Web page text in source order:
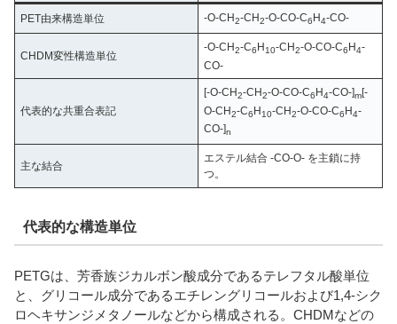
PET由来構造単位 -O-CH2-CH2-O-CO-C6 H4-CO-
CHDM変性構造単位
-O-CH2-C6 H10-CH2-O-CO-C6 H4-
CO-
代表的な共重合表記
[-O-CH2-CH2-O-CO-C6 H4-CO-]m[-
O-CH2-C6H10-CH2-O-CO-C6H4-
CO-]n
主な結合
エステル結合 -CO-O- を主鎖に持
つ。
代表的な構造単位
PETGは、芳香族ジカルボン酸成分であるテレフタル酸単位
と、グリコール成分であるエチレングリコールおよび1,4-シク
ロヘキサンジメタノールなどから構成される。CHDMなどの